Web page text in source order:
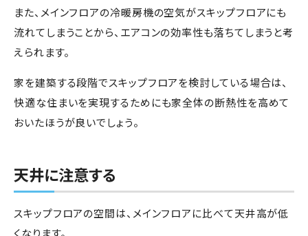
また、メインフロアの冷暖房機の空気がスキップフロアにも
流れてしまうことから、エアコンの効率性も落ちてしまうと考
えられます。
家を建築する段階でスキップフロアを検討している場合は、
快適な住まいを実現するためにも家全体の断熱性を高めて
おいたほうが良いでしょう。
天井に注意する
スキップフロアの空間は、メインフロアに比べて天井高が低
くなります。